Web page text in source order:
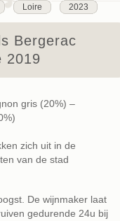
Loire
2023
Bergerac
2019
gris (20%) –
zich uit in de
van de stad
De wijnmaker laat
gedurende 24u bij